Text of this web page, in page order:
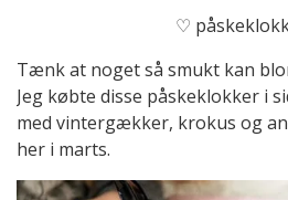
♡
Tænk at noget så smukt kan
Jeg købte disse påskeklokker i
med vintergækker, krokus og
her i marts.